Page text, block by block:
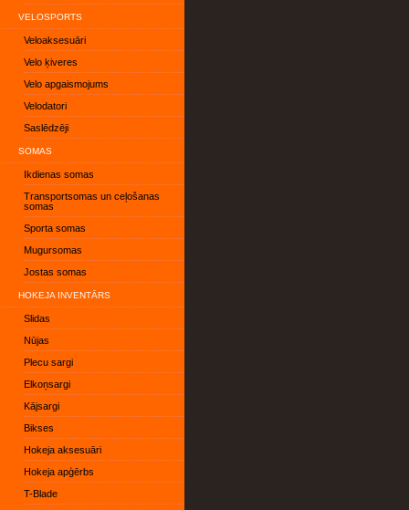
VELOSPORTS
Veloaksesuāri
Velo ķiveres
Velo apgaismojums
Velodatori
Saslēdzēji
SOMAS
Ikdienas somas
Transportsomas un ceļošanas
somas
Sporta somas
Mugursomas
Jostas somas
HOKEJA INVENTĀRS
Slidas
Nūjas
Plecu sargi
Elkoņsargi
Kājsargi
Bikses
Hokeja aksesuāri
Hokeja apģērbs
T-Blade